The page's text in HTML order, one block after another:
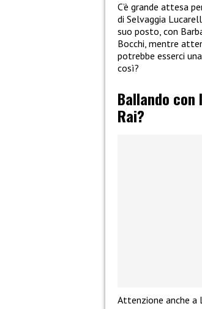
C’è grande attesa
di Selvaggia
suo posto, con
Bocchi, mentre
potrebbe esserci
così?
Ballando con
Rai?
Attenzione anche a